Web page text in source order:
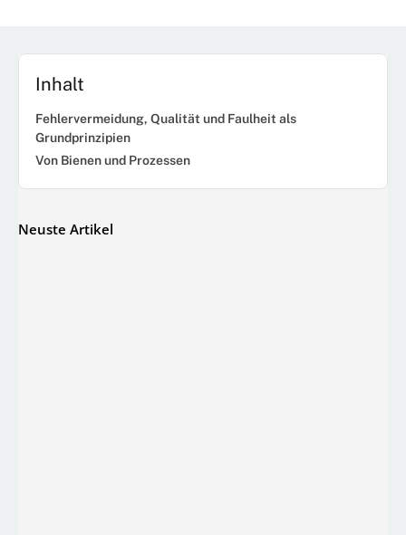
Inhalt
Fehlervermeidung, Qualität und Faulheit als
Grundprinzipien
Von Bienen und Prozessen
Neuste Artikel